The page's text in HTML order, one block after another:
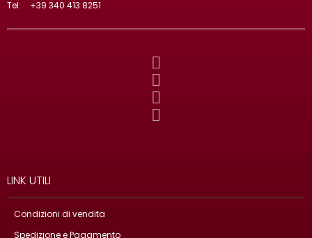
Tel:
+39 340 413 8251
LINK UTILI
Condizioni di vendita
Spedizione e Pagamento